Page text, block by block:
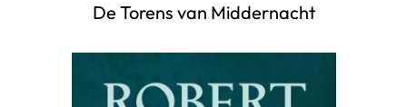
De Torens van Middernacht